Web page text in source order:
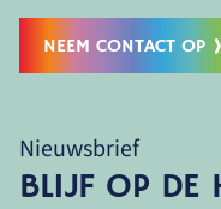
NEEM CONTACT OP
Nieuwsbrief
BLIJF OP DE